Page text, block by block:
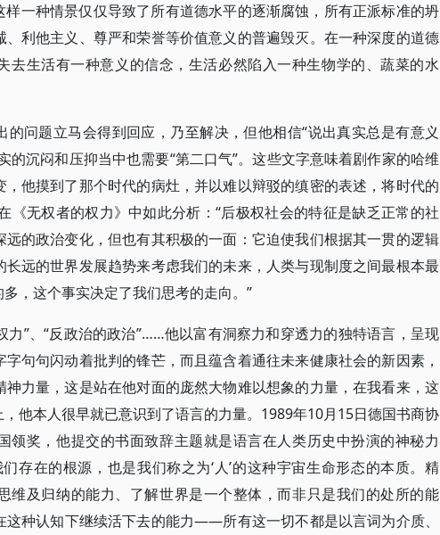
一种情景仅仅导致了所有道德水平的逐渐腐蚀，所有正派标准的坍
利他主义、尊严和荣誉等价值意义的普遍毁灭。在一种深度的道德
生活有一种意义的信念，生活必然陷入一种生物学的、蔬菜的水
的问题立马会得到回应，乃至解决，但他相信“说出真实总是有意义
的沉闷和压抑当中也需要“第二口气”。这些文字意味着剧作家的哈维
他摸到了那个时代的病灶，并以难以辩驳的缜密的表述，将时代的
《无权者的权力》中如此分析：“后极权社会的特征是缺乏正常的社
的政治变化，但也有其积极的一面：它迫使我们根据其一贯的逻辑
远的世界发展趋势来考虑我们的未来，人类与现制度之间最根本最
，这个事实决定了我们思考的走向。”
力”、“反政治的政治”……他以富有洞察力和穿透力的独特语言，呈现
句句闪动着批判的锋芒，而且蕴含着通往未来健康社会的新因素，
力量，这是站在他对面的庞然大物难以想象的力量，在我看来，这
他本人很早就已意识到了语言的力量。1989年10月15日德国书商协
领奖，他提交的书面致辞主题就是语言在人类历史中扮演的神秘力
存在的根源，也是我们称之为‘人’的这种宇宙生命形态的本质。精
维及归纳的能力、了解世界是一个整体，而非只是我们的处所的能
种认知下继续活下去的能力——所有这一切不都是以言词为介质、